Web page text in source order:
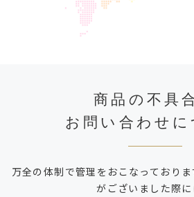
商品の不具
お問い合わせに
万全の体制で管理をおこなっており
がございました際に